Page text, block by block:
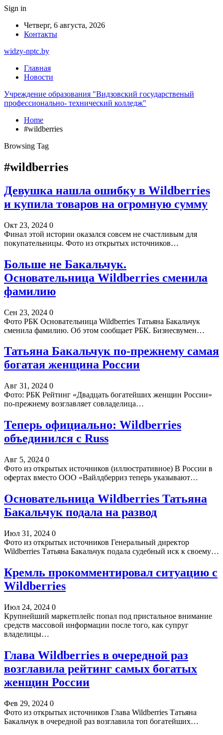
Sign in
Четверг, 6 августа, 2026
Контакты
widzy-nptc.by
Главная
Новости
Учреждение образования "Видзовский государственый
профессионально- технический колледж"
Home
#wildberries
Browsing Tag
#wildberries
Девушка нашла ошибку в Wildberries
и купила товаров на огромную сумму
Окт 23, 2024 0
Финал этой истории оказался совсем не счастливым для
покупательницы. Фото из открытых источников…
Больше не Бакальчук.
Основательница Wildberries сменила
фамилию
Сен 23, 2024 0
Фото РБК Основательница Wildberries Татьяна Бакальчук
сменила фамилию. Об этом сообщает РБК. Бизнесвумен…
Татьяна Бакальчук по-прежнему самая
богатая женщина России
Авг 31, 2024 0
Фото: РБК Рейтинг «Двадцать богатейших женщин России»
по-прежнему возглавляет совладелица…
Теперь официально: Wildberries
объединился с Russ
Авг 5, 2024 0
Фото из открытых источников (иллюстративное) В России в
офертах вместо ООО «Вайлдберриз теперь указывают…
Основательница Wildberries Татьяна
Бакальчук подала на развод
Июл 31, 2024 0
Фото из открытых источников Генеральный директор
Wildberries Татьяна Бакальчук подала судебный иск к своему…
Кремль прокомментировал ситуацию с
Wildberries
Июл 24, 2024 0
Крупнейший маркетплейс попал под пристальное внимание
средств массовой информации после того, как супруг
владелицы…
Глава Wildberries в очередной раз
возглавила рейтинг самых богатых
женщин России
Фев 29, 2024 0
Фото из открытых источников Глава Wildberries Татьяна
Бакальчук в очередной раз возглавила топ богатейших…